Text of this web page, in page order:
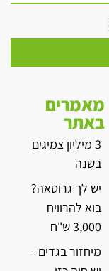
מאמרים
באתר
3 מיליון צמיגים
בשנה
יש לך גרוטאה?
בוא להרוויח
3,000 ש"ח
מיחזור בגדים –